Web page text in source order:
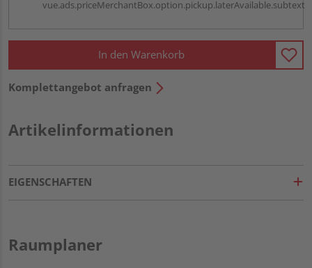
vue.ads.priceMerchantBox.option.pickup.laterAvailable.subtext
In den Warenkorb
Komplettangebot anfragen
Artikelinformationen
EIGENSCHAFTEN
Raumplaner